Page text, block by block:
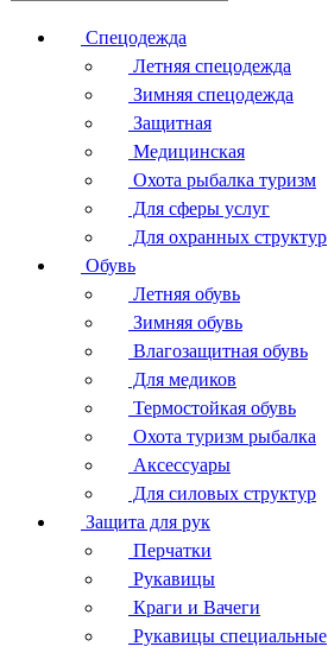
Спецодежда
Летняя спецодежда
Зимняя спецодежда
Защитная
Медицинская
Охота рыбалка туризм
Для сферы услуг
Для охранных структур
Обувь
Летняя обувь
Зимняя обувь
Влагозащитная обувь
Для медиков
Термостойкая обувь
Охота туризм рыбалка
Аксессуары
Для силовых структур
Защита для рук
Перчатки
Рукавицы
Краги и Вачеги
Рукавицы специальные